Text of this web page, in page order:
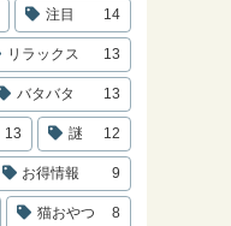
注目 14
リラックス 13
バタバタ 13
13 謎 12
お得情報 9
猫おやつ 8